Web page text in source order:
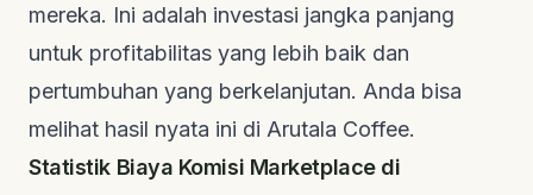
mereka. Ini adalah investasi jangka panjang
untuk profitabilitas yang lebih baik dan
pertumbuhan yang berkelanjutan. Anda bisa
melihat hasil nyata ini di Arutala Coffee.
Statistik Biaya Komisi Marketplace di